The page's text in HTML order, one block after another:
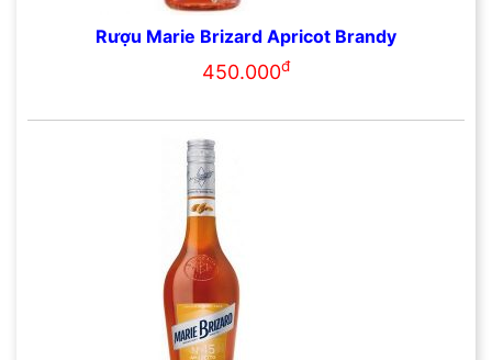
Rượu Marie Brizard Apricot Brandy
450.000đ